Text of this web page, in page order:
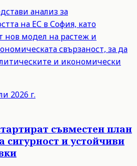
анализ за
на ЕС в София, като
нов модел на растеж и
свързаност, за да
и икономически
2026 г.
съвместен план
сигурност и устойчиви